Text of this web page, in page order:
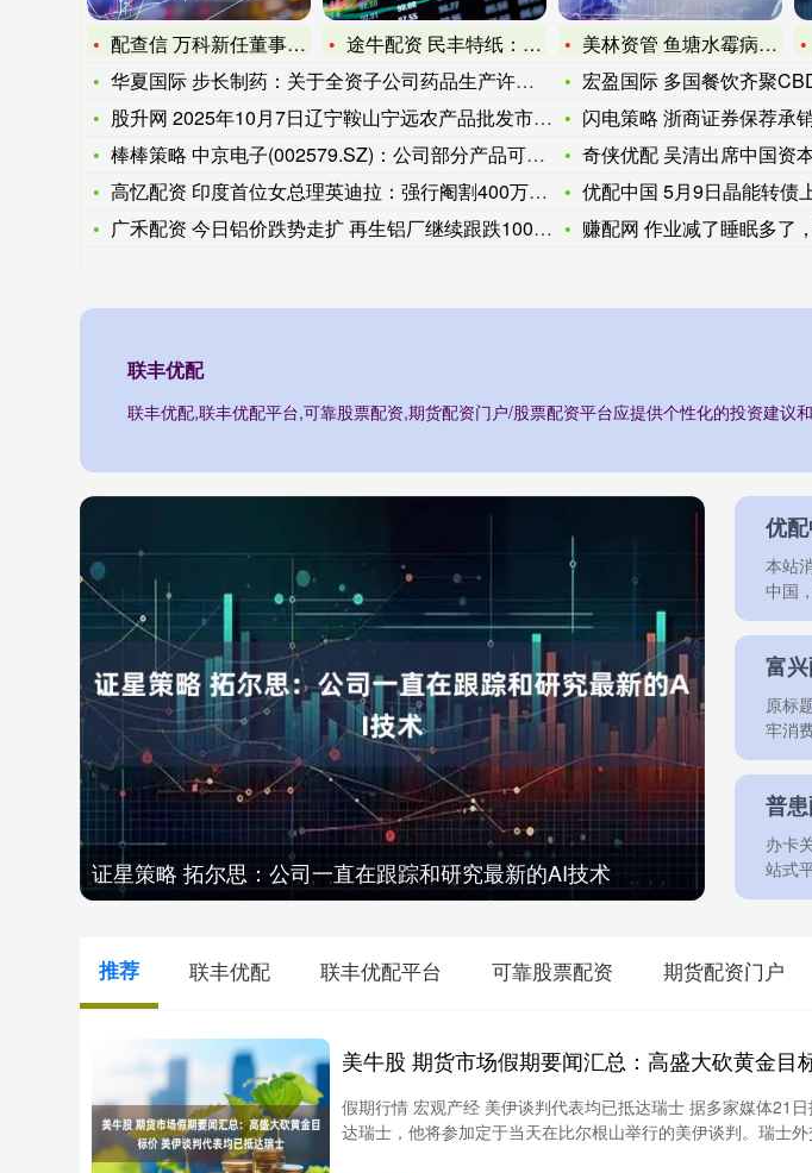
配查信 万科新任董事长黄力平公开亮相！首秀放大招！
途牛配资 民丰特纸：积极推进市值管理工作迈上一个新的台阶
华夏国际 步长制药：关于全资子公司药品生产许可证变更的公告
股升网 2025年10月7日辽宁鞍山宁远农产品批发市场价格行
棒棒策略 中京电子(002579.SZ)：公司部分产品可配套
高忆配资 印度首位女总理英迪拉：强行阉割400万男性，66岁
广禾配资 今日铝价跌势走扩 再生铝厂继续跟跌100元/吨
美林资管 鱼塘水霉病已爆发怎么治疗最有效？鱼得了水霉病怎么治
宏盈国际 多国餐饮齐聚
闪电策略 浙商证券保荐承销的
奇侠优配 吴清出席中国资本市场学
优配中国 5月9日晶能转债上
赚配网 作业减了睡眠多了，学校
联丰优配
联丰优配,联丰优配平台,可靠股票配资,期货配资门户/股票配资平台应提供个性化的投资建议
证星策略 拓尔思：公司一直在跟踪和研究最新的AI技术
优
本站
中国
富
原标
牢消
普
办卡
站式
推荐 联丰优配 联丰优配平台 可靠股票配资 期货配资门户
假期行情 宏观产经 美伊谈判代表均已抵达瑞士 据多家媒体21
达瑞士，他将参加定于当天在比尔根山举行的美伊谈判。瑞士